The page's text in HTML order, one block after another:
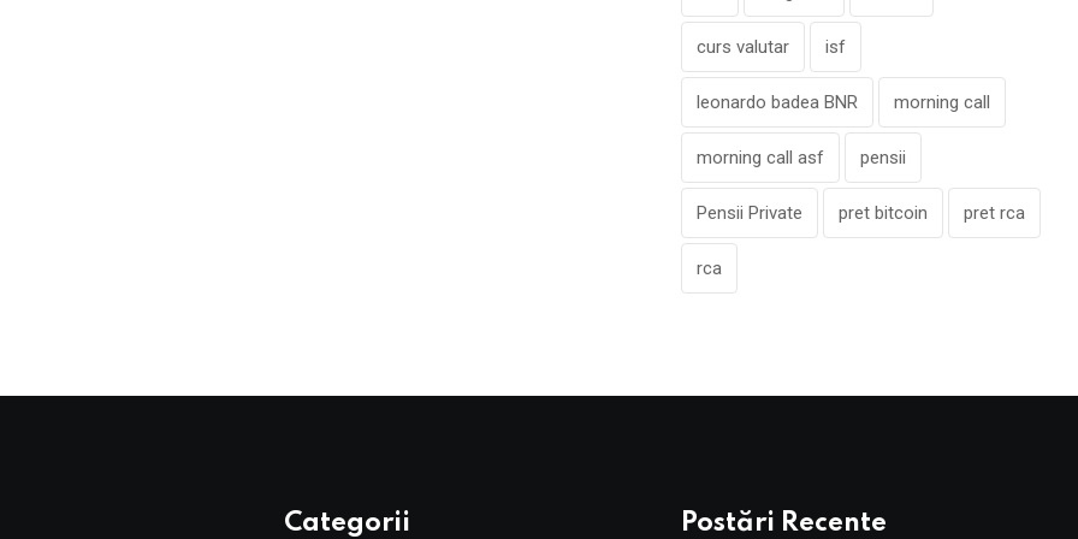
curs valutar isf
leonardo badea BNR morning call
morning call asf pensii
Pensii Private pret bitcoin pret rca
rca
Categorii Postări Recente